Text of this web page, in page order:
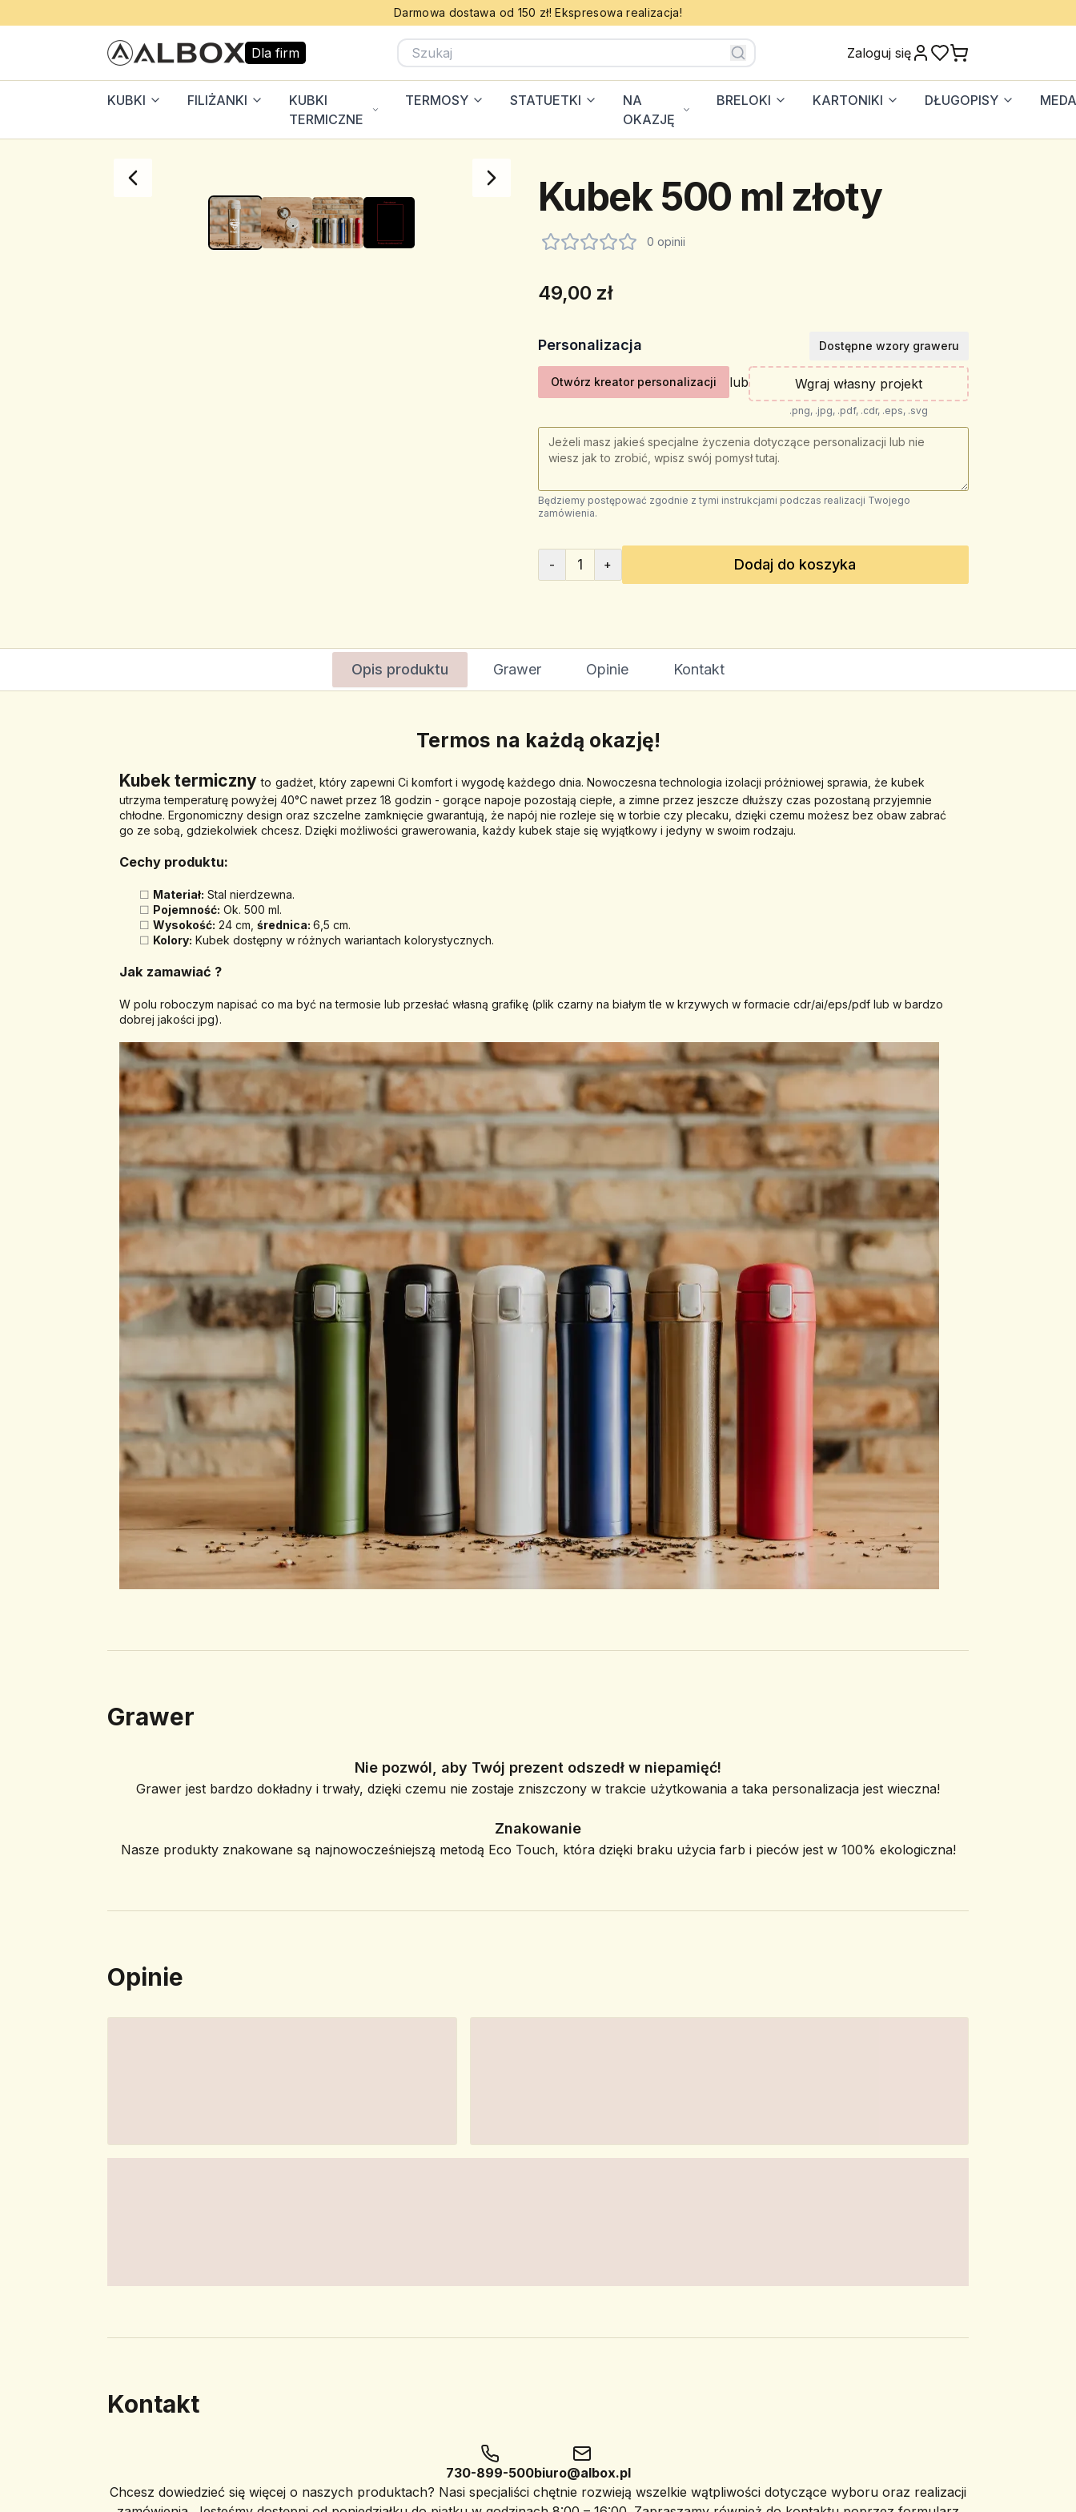
Darmowa dostawa od 150 zł! Ekspresowa realizacja!
Dla firm Zaloguj się
KUBKI FILIŻANKI
KUBKI
TERMICZNE
TERMOSY STATUETKI
NA
OKAZJĘ
BRELOKI KARTONIKI DŁUGOPISY
Kubek 500 ml złoty
0 opinii
49,00 zł
Personalizacja Dostępne wzory graweru
Otwórz kreator personalizacji lub Wgraj własny projekt
.png, .jpg, .pdf, .cdr, .eps, .svg
Będziemy postępować zgodnie z tymi instrukcjami podczas realizacji Twojego
zamówienia.
- 1 + Dodaj do koszyka
Opis produktu Grawer Opinie Kontakt
Termos na każdą okazję!
Kubek termiczny to gadżet, który zapewni Ci komfort i wygodę każdego dnia. Nowoczesna technologia izolacji próżniowej sprawia, że kubek
utrzyma temperaturę powyżej 40°C nawet przez 18 godzin - gorące napoje pozostają ciepłe, a zimne przez jeszcze dłuższy czas pozostaną przyjemnie
chłodne. Ergonomiczny design oraz szczelne zamknięcie gwarantują, że napój nie rozleje się w torbie czy plecaku, dzięki czemu możesz bez obaw zabrać
go ze sobą, gdziekolwiek chcesz. Dzięki możliwości grawerowania, każdy kubek staje się wyjątkowy i jedyny w swoim rodzaju.
Cechy produktu:
Materiał: Stal nierdzewna.
Pojemność: Ok. 500 ml.
Wysokość: 24 cm, średnica: 6,5 cm.
Kolory: Kubek dostępny w różnych wariantach kolorystycznych.
Jak zamawiać ?
W polu roboczym napisać co ma być na termosie lub przesłać własną grafikę (plik czarny na białym tle w krzywych w formacie cdr/ai/eps/pdf lub w bardzo
dobrej jakości jpg).
Grawer
Nie pozwól, aby Twój prezent odszedł w niepamięć!
Grawer jest bardzo dokładny i trwały, dzięki czemu nie zostaje zniszczony w trakcie użytkowania a taka personalizacja jest wieczna!
Znakowanie
Nasze produkty znakowane są najnowocześniejszą metodą Eco Touch, która dzięki braku użycia farb i pieców jest w 100% ekologiczna!
Opinie
Kontakt
730-899-500biuro@albox.pl
Chcesz dowiedzieć się więcej o naszych produktach? Nasi specjaliści chętnie rozwieją wszelkie wątpliwości dotyczące wyboru oraz realizacji